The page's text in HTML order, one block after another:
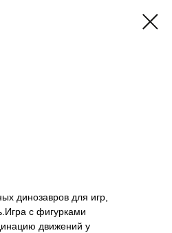
динозавров для игр,
с фигурками
движений у